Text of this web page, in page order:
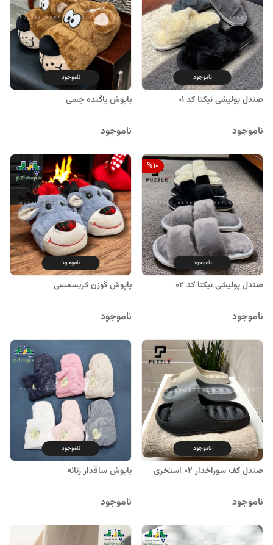
ناموجود
صندل پولیشی نیکتا کد ۰۱
ناموجود
ناموجود
پاپوش پاگنده جسی
ناموجود
%10
ناموجود
صندل پولیشی نیکتا کد ۰۲
ناموجود
ناموجود
پاپوش گوزن کریسمسی
ناموجود
ناموجود
صندل کف سوراخدار ۰۲ استخری
ناموجود
ناموجود
پاپوش ساقدار زنانه
ناموجود